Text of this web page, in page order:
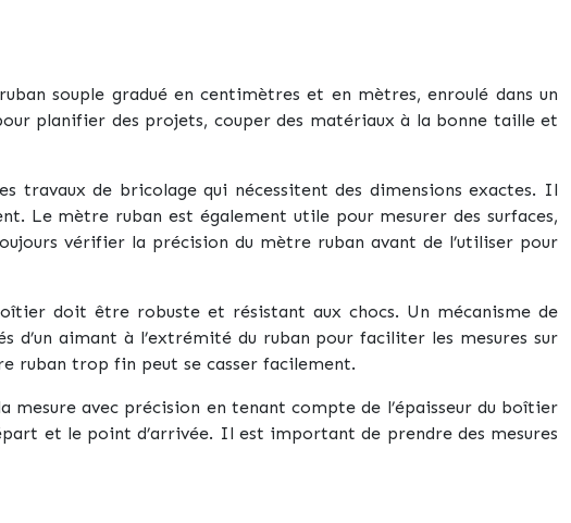
souple gradué en centimètres et en mètres, enroulé dans un
planifier des projets, couper des matériaux à la bonne taille et
de bricolage qui nécessitent des dimensions exactes. Il
Le mètre ruban est également utile pour mesurer des surfaces,
vérifier la précision du mètre ruban avant de l’utiliser pour
doit être robuste et résistant aux chocs. Un mécanisme de
aimant à l’extrémité du ruban pour faciliter les mesures sur
ruban trop fin peut se casser facilement.
mesure avec précision en tenant compte de l’épaisseur du boîtier
et le point d’arrivée. Il est important de prendre des mesures